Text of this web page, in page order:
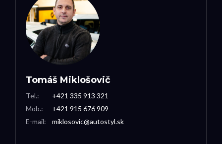
Tomáš Miklošovič
Tel.:
Mob.:
E-mail:
+421 335 913 321
+421 915 676 909
miklosovic@autostyl.sk